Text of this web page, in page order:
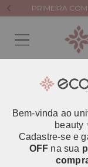
PRIMEIRA
Bem-vinda ao
beauty
Cadastre-se e
OFF na sua